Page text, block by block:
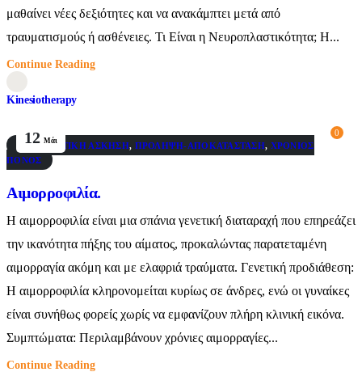
μαθαίνει νέες δεξιότητες και να ανακάμπτει μετά από
τραυματισμούς ή ασθένειες. Τι Είναι η Νευροπλαστικότητα; Η...
Continue Reading
Kinesiotherapy
12 Μάι
0
ΘΕΡΑΠΕΥΤΙΚΉ ΆΣΚΗΣΗ, ΠΡΌΛΗΨΗ-ΑΠΟΚΑΤΆΣΤΑΣΗ, ΧΡΌΝΙΟΣ
ΠΌΝΟΣ
Αιμορροφιλία.
Η αιμορροφιλία είναι μια σπάνια γενετική διαταραχή που επηρεάζει
την ικανότητα πήξης του αίματος, προκαλώντας παρατεταμένη
αιμορραγία ακόμη και με ελαφριά τραύματα. Γενετική προδιάθεση:
Η αιμορροφιλία κληρονομείται κυρίως σε άνδρες, ενώ οι γυναίκες
είναι συνήθως φορείς χωρίς να εμφανίζουν πλήρη κλινική εικόνα.
Συμπτώματα: Περιλαμβάνουν χρόνιες αιμορραγίες...
Continue Reading